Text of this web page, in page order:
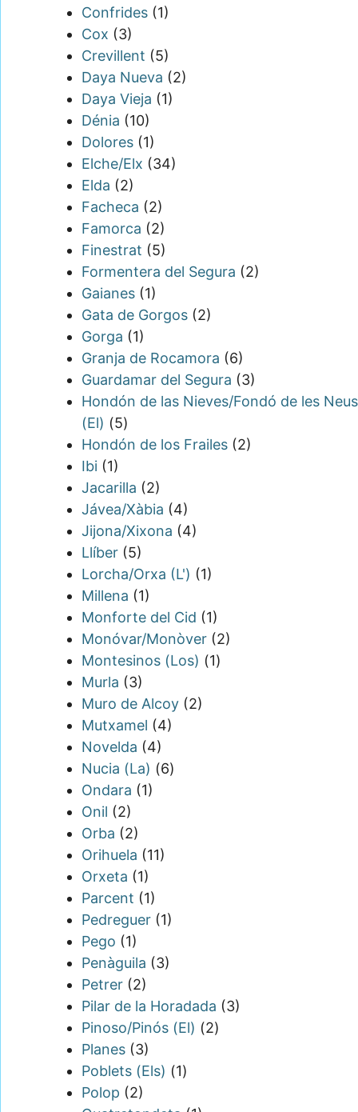
Confrides (1)
Cox (3)
Crevillent (5)
Daya Nueva (2)
Daya Vieja (1)
Dénia (10)
Dolores (1)
Elche/Elx (34)
Elda (2)
Facheca (2)
Famorca (2)
Finestrat (5)
Formentera del Segura (2)
Gaianes (1)
Gata de Gorgos (2)
Gorga (1)
Granja de Rocamora (6)
Guardamar del Segura (3)
Hondón de las Nieves/Fondó de les Neus
(El) (5)
Hondón de los Frailes (2)
Ibi (1)
Jacarilla (2)
Jávea/Xàbia (4)
Jijona/Xixona (4)
Llíber (5)
Lorcha/Orxa (L') (1)
Millena (1)
Monforte del Cid (1)
Monóvar/Monòver (2)
Montesinos (Los) (1)
Murla (3)
Muro de Alcoy (2)
Mutxamel (4)
Novelda (4)
Nucia (La) (6)
Ondara (1)
Onil (2)
Orba (2)
Orihuela (11)
Orxeta (1)
Parcent (1)
Pedreguer (1)
Pego (1)
Penàguila (3)
Petrer (2)
Pilar de la Horadada (3)
Pinoso/Pinós (El) (2)
Planes (3)
Poblets (Els) (1)
Polop (2)